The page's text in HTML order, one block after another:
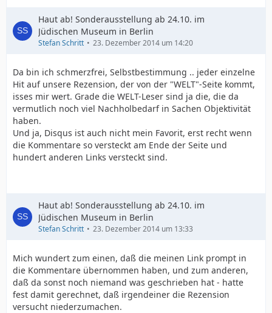
Haut ab! Sonderausstellung ab 24.10. im
Jüdischen Museum in Berlin
Stefan Schritt 23. Dezember 2014 um 14:20
Da bin ich schmerzfrei, Selbstbestimmung .. jeder einzelne
Hit auf unsere Rezension, der von der "WELT"-Seite kommt,
isses mir wert. Grade die WELT-Leser sind ja die, die da
vermutlich noch viel Nachholbedarf in Sachen Objektivität
haben.
Und ja, Disqus ist auch nicht mein Favorit, erst recht wenn
die Kommentare so versteckt am Ende der Seite und
hundert anderen Links versteckt sind.
Haut ab! Sonderausstellung ab 24.10. im
Jüdischen Museum in Berlin
Stefan Schritt 23. Dezember 2014 um 13:33
Mich wundert zum einen, daß die meinen Link prompt in
die Kommentare übernommen haben, und zum anderen,
daß da sonst noch niemand was geschrieben hat - hatte
fest damit gerechnet, daß irgendeiner die Rezension
versucht niederzumachen.